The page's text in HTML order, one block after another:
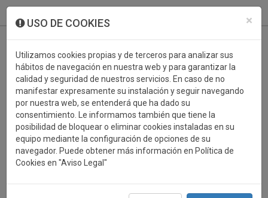
×
USO DE COOKIES
Utilizamos cookies propias y de terceros para analizar sus
hábitos de navegación en nuestra web y para garantizar la
calidad y seguridad de nuestros servicios. En caso de no
manifestar expresamente su instalación y seguir navegando
por nuestra web, se entenderá que ha dado su
consentimiento. Le informamos también que tiene la
posibilidad de bloquear o eliminar cookies instaladas en su
equipo mediante la configuración de opciones de su
navegador. Puede obtener más información en Política de
Cookies en "Aviso Legal"
PAINTBALL